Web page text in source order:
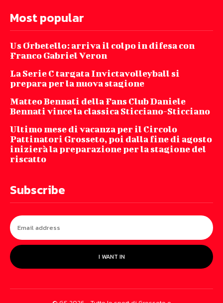
Most popular
Us Orbetello: arriva il colpo in difesa con
Franco Gabriel Veron
La Serie C targata Invictavolleyball si
prepara per la nuova stagione
Matteo Bennati della Fans Club Daniele
Bennati vince la classica Sticciano-Sticciano
Ultimo mese di vacanza per il Circolo
Pattinatori Grosseto, poi dalla fine di agosto
inizierà la preparazione per la stagione del
riscatto
Subscribe
I WANT IN